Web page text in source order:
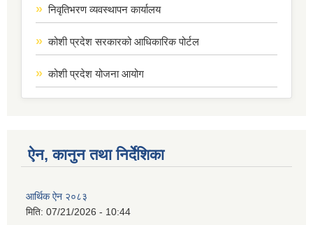
निवृतिभरण व्यवस्थापन कार्यालय
कोशी प्रदेश सरकारको आधिकारिक पोर्टल
कोशी प्रदेश योजना आयोग
ऐन, कानुन तथा निर्देशिका
आर्थिक ऐन २०८३
मिति: 07/21/2026 - 10:44